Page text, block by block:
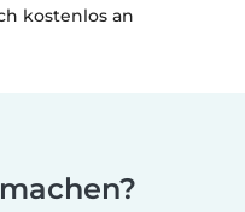
kostenlos an